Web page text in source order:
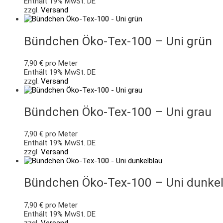
zzgl. Versand
Bündchen Öko-Tex-100 – Uni grün
7,90 € pro Meter
Enthält 19% MwSt. DE
zzgl. Versand
Bündchen Öko-Tex-100 – Uni grau
7,90 € pro Meter
Enthält 19% MwSt. DE
zzgl. Versand
Bündchen Öko-Tex-100 – Uni
7,90 € pro Meter
Enthält 19% MwSt. DE